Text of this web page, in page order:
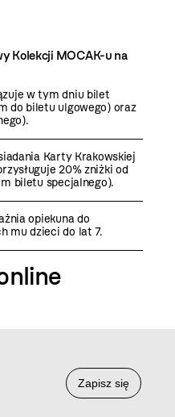
Kolekcji MOCAK-u na
w tym dniu bilet
do biletu ulgowego) oraz
Karty Krakowskiej
20% zniżki od
biletu specjalnego).
opiekuna do
mu dzieci do lat 7.
Zapisz się